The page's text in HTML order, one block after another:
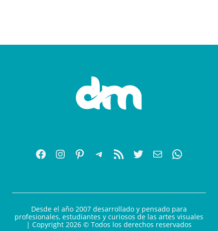
Desde el año 2007 desarrollado y pensado para
profesionales, estudiantes y curiosos de las artes visuales
| Copyright 2026 © Todos los derechos reservados